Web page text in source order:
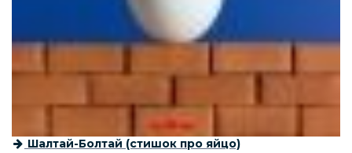
Шалтай-Болтай (стишок про яйцо)